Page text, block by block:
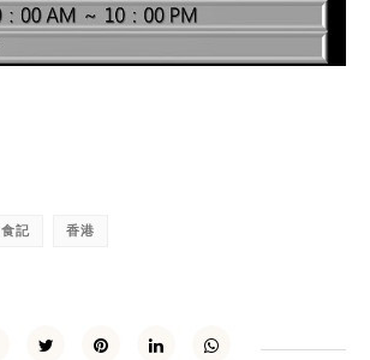
食記 香港